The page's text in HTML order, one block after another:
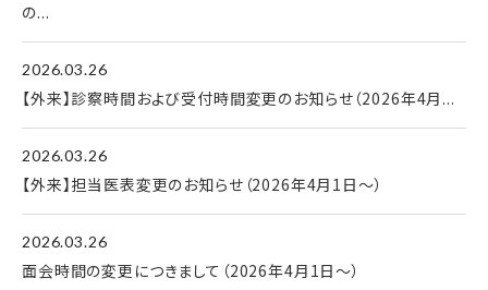
の...
2026.03.26
【外来】診察時間および受付時間変更のお知らせ（2026年4月...
2026.03.26
【外来】担当医表変更のお知らせ（2026年4月1日～）
2026.03.26
面会時間の変更につきまして（2026年4月1日～）